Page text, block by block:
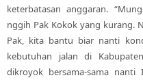
keterbatasan anggaran.
nggih Pak Kokok yang kurang.
Pak, kita bantu biar nanti
kebutuhan jalan di
dikroyok bersama-sama nanti